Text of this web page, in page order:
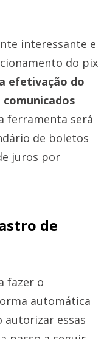
interessante e
do pix
efetivação do
ferramenta será
de boletos
juros por
de
fazer o
automática
autorizar essas